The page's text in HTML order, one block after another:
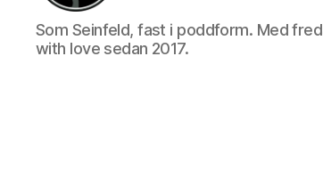
Till
den
det
Som Seinfeld, fast i poddform. Med
with love sedan 2017.